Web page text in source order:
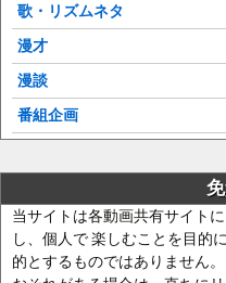
歌・リズムネタ
漫才
漫談
番組企画
当サイトは各動画共有サイト
し、個人で 楽しむことを目的
的とするものではありません